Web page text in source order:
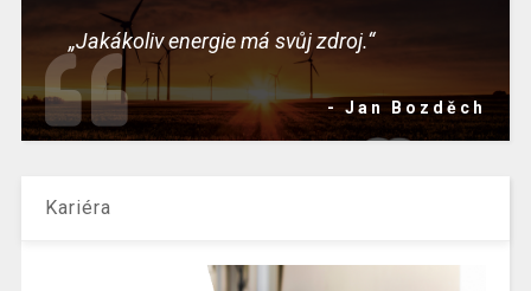
„Jakákoliv energie má svůj zdroj.“
- Jan Bozděch
Kariéra